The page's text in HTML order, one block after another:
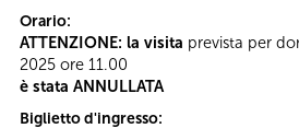
Orario:
ATTENZIONE: la visita prevista per
2025 ore 11.00
è stata ANNULLATA
Biglietto d'ingresso: